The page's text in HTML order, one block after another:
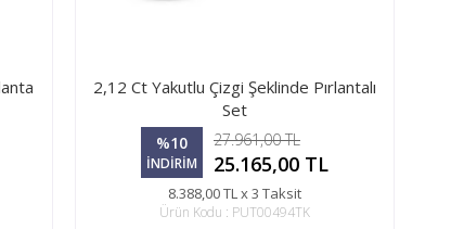
2,12 Ct Yakutlu Çizgi Şeklinde Pırlantalı
Set
%10
İNDİRİM
27.961,00 TL
25.165,00 TL
8.388,00 TL x 3 Taksit
Ürün Kodu : PUT00494TK